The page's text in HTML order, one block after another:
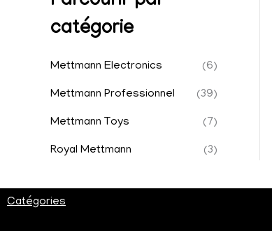
catégorie
Mettmann Electronics (6)
Mettmann Professionnel (39)
Mettmann Toys (7)
Royal Mettmann (3)
Catégories